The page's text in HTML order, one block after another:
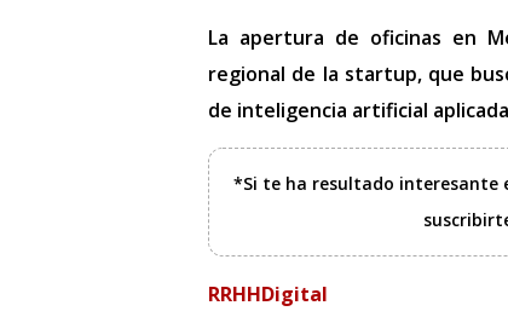
La apertura de oficinas en
regional de la startup, que
de inteligencia artificial
*Si te ha resultado interesante
RRHHDigital